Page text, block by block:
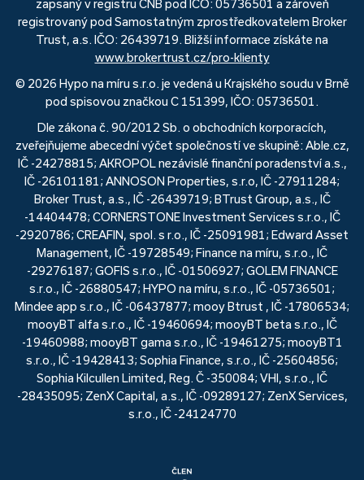
zapsaný v registru ČNB pod IČO: 05736501 a zároveň
registrovaný pod Samostatným zprostředkovatelem Broker
Trust, a.s. IČO: 26439719. Bližší informace získáte na
www.brokertrust.cz/pro-klienty
© 2026 Hypo na míru s.r.o. je vedená u Krajského soudu v Brně
pod spisovou značkou C 151399, IČO: 05736501.
Dle zákona č. 90/2012 Sb. o obchodních korporacích,
zveřejňujeme abecední výčet společností ve skupině: Able.cz,
IČ -24278815; AKROPOL nezávislé finanční poradenství a.s.,
IČ -26101181; ANNOSON Properties, s.r.o, IČ -27911284;
Broker Trust, a.s., IČ -26439719; BTrust Group, a.s., IČ
-14404478; CORNERSTONE Investment Services s.r.o., IČ
-2920786; CREAFIN, spol. s r.o., IČ -25091981; Edward Asset
Management, IČ -19728549; Finance na míru, s.r.o., IČ
-29276187; GOFIS s.r.o., IČ -01506927; GOLEM FINANCE
s.r.o., IČ -26880547; HYPO na míru, s.r.o., IČ -05736501;
Mindee app s.r.o., IČ -06437877; mooy Btrust , IČ -17806534;
mooyBT alfa s.r.o., IČ -19460694; mooyBT beta s.r.o., IČ
-19460988; mooyBT gama s.r.o., IČ -19461275; mooyBT1
s.r.o., IČ -19428413; Sophia Finance, s.r.o., IČ -25604856;
Sophia Kilcullen Limited, Reg. Č -350084; VHI, s.r.o., IČ
-28435095; ZenX Capital, a.s., IČ -09289127; ZenX Services,
s.r.o., IČ -24124770